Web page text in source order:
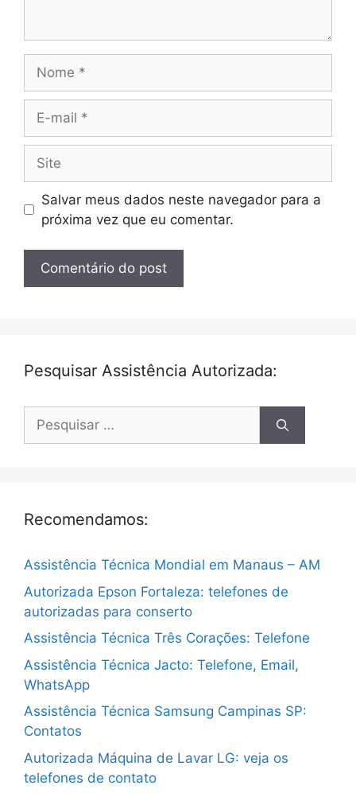
mail
Salvar meus dados neste navegador para a
próxima vez que eu comentar.
Pesquisar Assistência Autorizada:
Pesquisar
Recomendamos:
Assistência Técnica Mondial em Manaus – AM
Autorizada Epson Fortaleza: telefones de
autorizadas para conserto
Assistência Técnica Três Corações: Telefone
Assistência Técnica Jacto: Telefone, Email,
WhatsApp
Assistência Técnica Samsung Campinas SP:
Contatos
Autorizada Máquina de Lavar LG: veja os
telefones de contato